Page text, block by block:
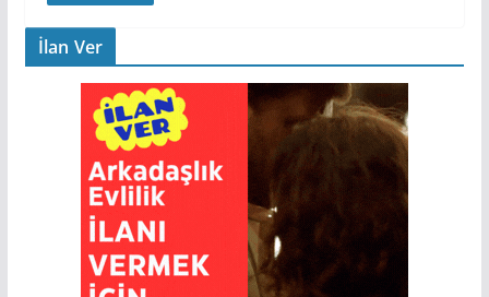
İlan Ver